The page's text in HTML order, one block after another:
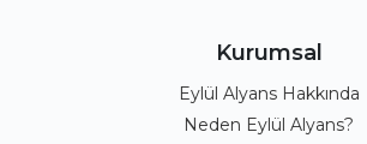
Kurumsal
Eylül Alyans Hakkında
Neden Eylül Alyans?